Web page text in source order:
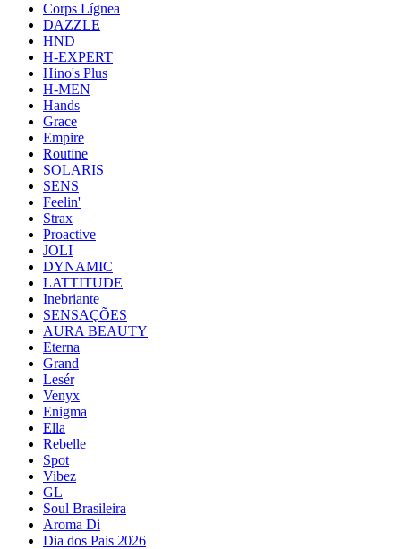
Corps Lígnea
DAZZLE
HND
H-EXPERT
Hino's Plus
H-MEN
Hands
Grace
Empire
Routine
SOLARIS
SENS
Feelin'
Strax
Proactive
JOLI
DYNAMIC
LATTITUDE
Inebriante
SENSAÇÕES
AURA BEAUTY
Eterna
Grand
Lesér
Venyx
Enigma
Ella
Rebelle
Spot
Vibez
GL
Soul Brasileira
Aroma Di
Dia dos Pais 2026